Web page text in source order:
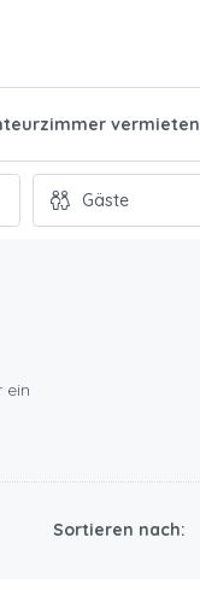
vermieten
ein
Sortieren nach: